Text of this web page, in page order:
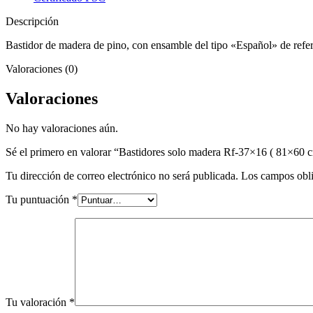
cm)
cantidad
Descripción
Bastidor de madera de pino, con ensamble del tipo «Español» de
Valoraciones (0)
Valoraciones
No hay valoraciones aún.
Sé el primero en valorar “Bastidores solo madera Rf-37×16 ( 81×60
Tu dirección de correo electrónico no será publicada. Los campos
Tu puntuación *
Tu valoración *